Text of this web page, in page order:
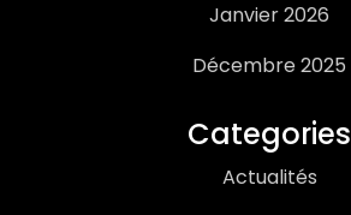
Janvier 2026
Décembre 2025
Categories
Actualités